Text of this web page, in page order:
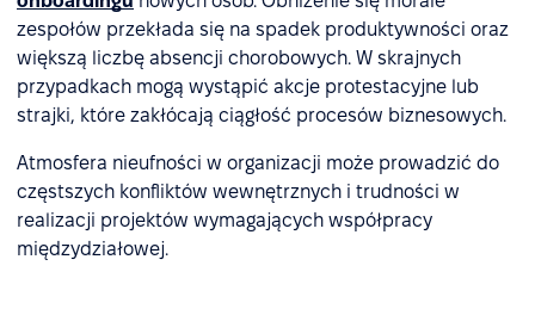
zespołów przekłada się na spadek produktywności oraz
większą liczbę absencji chorobowych. W skrajnych
przypadkach mogą wystąpić akcje protestacyjne lub
strajki, które zakłócają ciągłość procesów biznesowych.
Atmosfera nieufności w organizacji może prowadzić do
częstszych konfliktów wewnętrznych i trudności w
realizacji projektów wymagających współpracy
międzydziałowej.